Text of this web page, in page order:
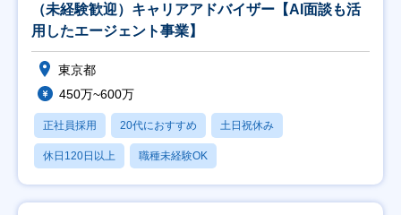
（未経験歓迎）キャリアアドバイザー【AI面談も活
用したエージェント事業】
東京都
450万~600万
正社員採用 20代におすすめ 土日祝休み
休日120日以上 職種未経験OK